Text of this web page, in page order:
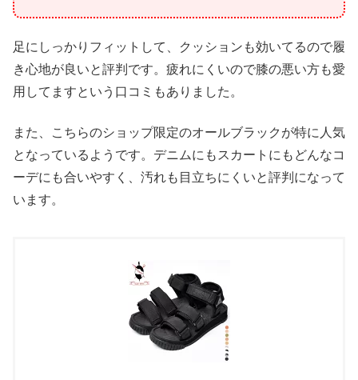
足にしっかりフィットして、クッションも効いてるので履
き心地が良いと評判です。疲れにくいので膝の悪い方も愛
用してますという口コミもありました。
また、こちらのショップ限定のオールブラックが特に人気
となっているようです。デニムにもスカートにもどんなコ
ーデにも合いやすく、汚れも目立ちにくいと評判になって
います。